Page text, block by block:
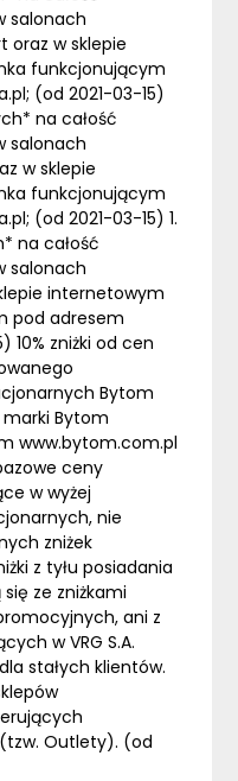
salonach
oraz w sklepie
funkcjonującym
(od 2021-03-15)
na całość
salonach
w sklepie
funkcjonującym
(od 2021-03-15) 1.
na całość
salonach
internetowym
pod adresem
10% zniżki od cen
Bytom
Bytom
www.bytom.com.pl
ceny
w wyżej
nie
zniżek
z tyłu posiadania
się ze zniżkami
ani z
w VRG S.A.
stałych klientów.
Outlety). (od